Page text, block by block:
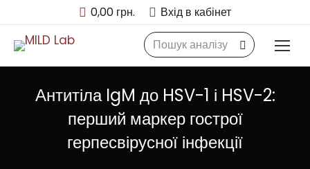
0,00 грн. Вхід в кабінет
Search:
Антитіла IgM до HSV-1 і HSV-2:
перший маркер гострої
герпесвірусної інфекції